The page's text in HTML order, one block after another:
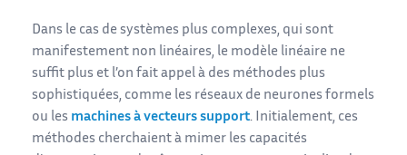
Dans le cas de systèmes plus complexes, qui sont
manifestement non linéaires, le modèle linéaire ne
suffit plus et l’on fait appel à des méthodes plus
sophistiquées, comme les réseaux de neurones formels
ou les machines à vecteurs support. Initialement, ces
méthodes cherchaient à mimer les capacités